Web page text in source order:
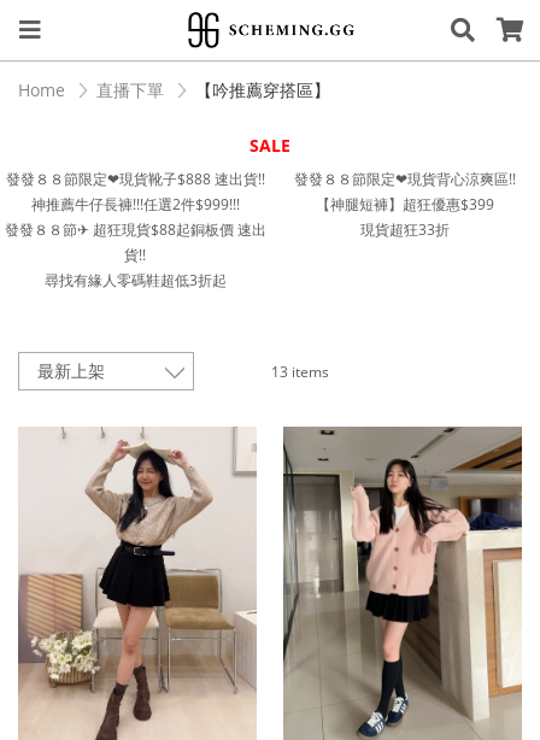
Home 直播下單 【吟推薦穿搭區】
SALE
發發８８節限定❤︎現貨靴子$888 速出貨!!
發發８８節限定❤︎現貨背心涼爽區!!
神推薦牛仔長褲!!!任選2件$999!!!
【神腿短褲】超狂優惠$399
發發８８節✈︎ 超狂現貨$88起銅板價 速出
貨!!
現貨超狂33折
尋找有緣人零碼鞋超低3折起
13 items